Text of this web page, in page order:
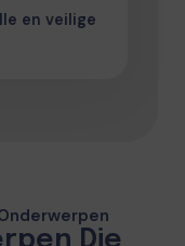
en veilige